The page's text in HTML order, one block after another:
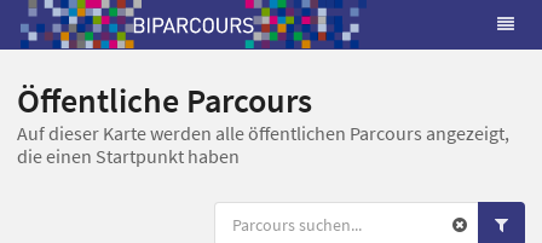
Öffentliche Parcours
Auf dieser Karte werden alle öffentlichen Parcours angezeigt,
die einen Startpunkt haben